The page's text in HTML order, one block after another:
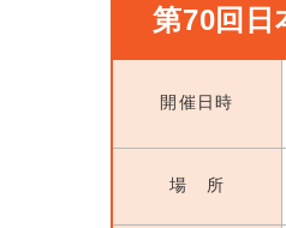
第70回日
開催日時
場 所